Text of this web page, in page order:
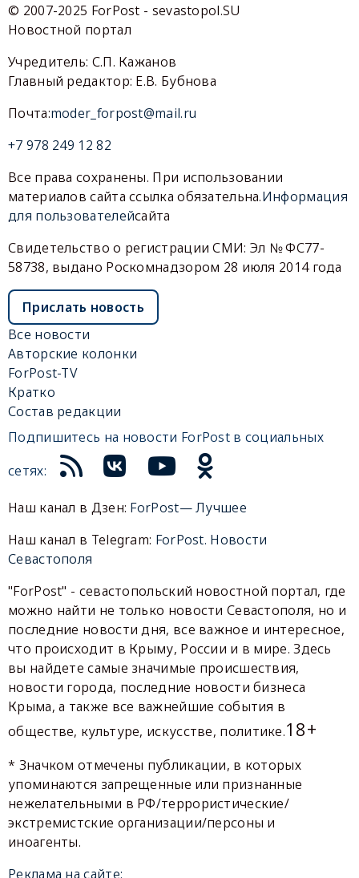
© 2007-2025 ForPost - sevastopol.SU
Новостной портал
Учредитель: С.П. Кажанов
Главный редактор: Е.В. Бубнова
Почта:moder_forpost@mail.ru
+7 978 249 12 82
Все права сохранены. При использовании
материалов сайта ссылка обязательна.Информация
для пользователейсайта
Свидетельство о регистрации СМИ: Эл № ФС77-
58738, выдано Роскомнадзором 28 июля 2014 года
Прислать новость
Все новости
Авторские колонки
ForPost-TV
Кратко
Состав редакции
Подпишитесь на новости ForPost в социальных
сетях:
Наш канал в Дзен: ForPost— Лучшее
Наш канал в Telegram: ForPost. Новости
Севастополя
"ForPost" - севастопольский новостной портал, где
можно найти не только новости Севастополя, но и
последние новости дня, все важное и интересное,
что происходит в Крыму, России и в мире. Здесь
вы найдете самые значимые происшествия,
новости города, последние новости бизнеса
Крыма, а также все важнейшие события в
обществе, культуре, искусстве, политике.18+
* Значком отмечены публикации, в которых
упоминаются запрещенные или признанные
нежелательными в РФ/террористические/
экстремистские организации/персоны и
иноагенты.
Реклама на сайте: